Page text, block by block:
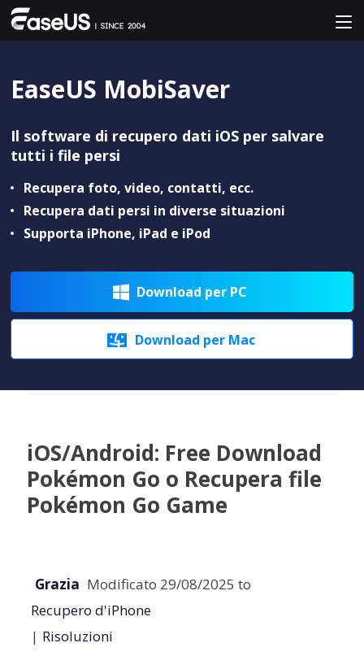
EaseUS MobiSaver
Il software di recupero dati iOS per salvare
tutti i file persi
Recupera foto, video, contatti, ecc.
Recupera dati persi in diverse situazioni
Supporta iPhone, iPad e iPod
 Download per PC
 Download per Mac
iOS/Android: Free Download
Pokémon Go o Recupera file
Pokémon Go Game
Grazia Modificato 29/08/2025 to
Recupero d'iPhone
| Risoluzioni